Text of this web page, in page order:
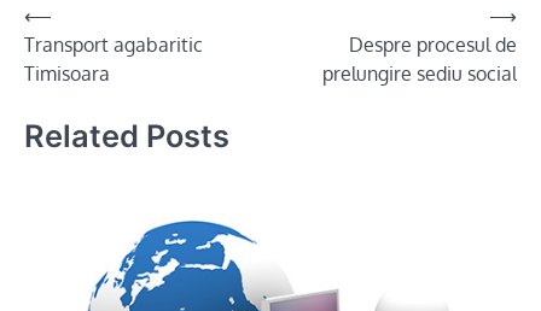
Post
navigation
⟵
Transport agabaritic
Timisoara
Despre procesul de
prelungire sediu social
⟶
Related Posts